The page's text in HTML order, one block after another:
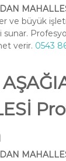
ve büyük
sunar.
verir. 0543